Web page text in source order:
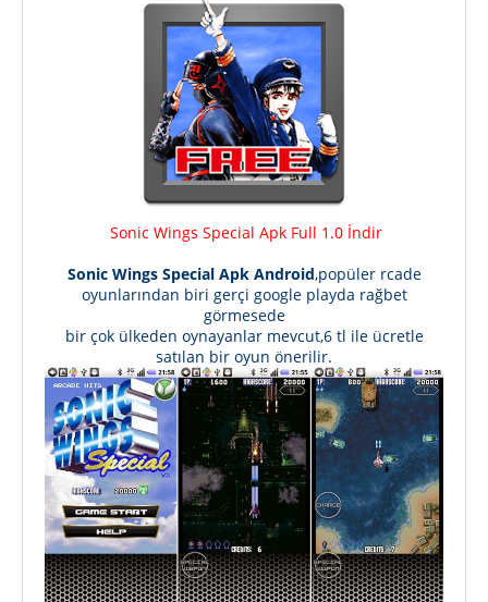
Sonic Wings Special Apk Full 1.0 İndir
Sonic Wings Special Apk Android,popüler rcade
oyunlarından biri gerçi google playda rağbet
görmesede
bir çok ülkeden oynayanlar mevcut,6 tl ile ücretle
satılan bir oyun önerilir.